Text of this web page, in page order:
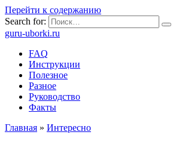
Перейти к содержанию
Search for:
guru-uborki.ru
FAQ
Инструкции
Полезное
Разное
Руководство
Факты
Главная » Интересно